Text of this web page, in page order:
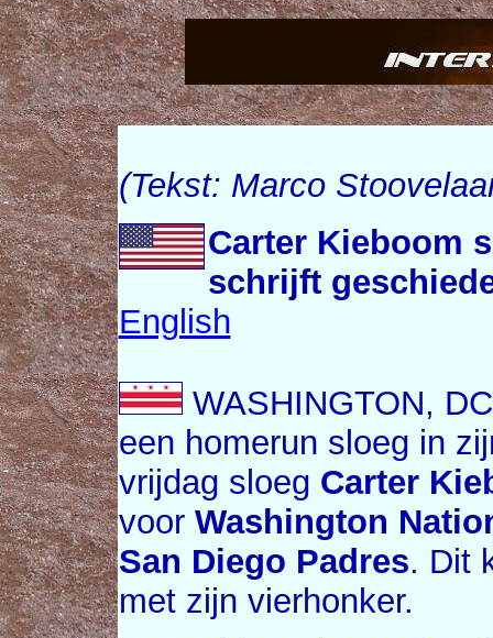
(Tekst: Marco
Carter Kieboom
schrijft
English
WASHINGTON,
een homerun sloeg in
vrijdag sloeg Carter
voor Washington
San Diego Padres. Dit
met zijn vierhonker.